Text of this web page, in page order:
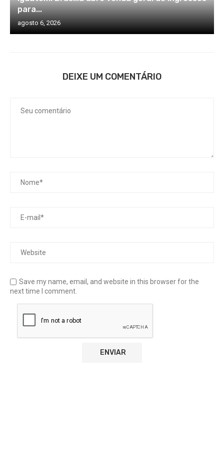
para...
agosto 6, 2026
DEIXE UM COMENTÁRIO
Save my name, email, and website in this browser for the
next time I comment.